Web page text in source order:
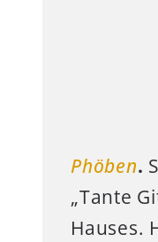
Phöben.
„Tante
Hauses.